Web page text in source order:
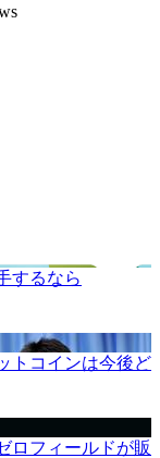
するなら
トコインは今後ど
ロフィールドが販